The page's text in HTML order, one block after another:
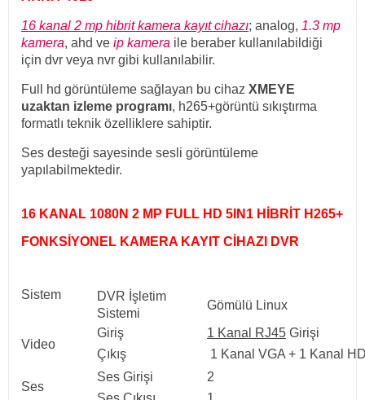
16 kanal 2 mp hibrit kamera kayıt cihazı; analog, 1.3 mp
kamera, ahd ve ip kamera ile beraber kullanılabildiği
için dvr veya nvr gibi kullanılabilir.
Full hd görüntüleme sağlayan bu cihaz XMEYE
uzaktan izleme programı, h265+görüntü sıkıştırma
formatlı teknik özelliklere sahiptir.
Ses desteği sayesinde sesli görüntüleme
yapılabilmektedir.
16 KANAL 1080N 2 MP FULL HD 5IN1 HİBRİT H265+
FONKSİYONEL KAMERA KAYIT CİHAZI DVR
Sistem
DVR İşletim
Sistemi
Gömülü Linux
Video
Giriş 1 Kanal RJ45 Girişi
Çıkış
1 Kanal VGA + 1 Kanal
Ses
Ses Girişi
2